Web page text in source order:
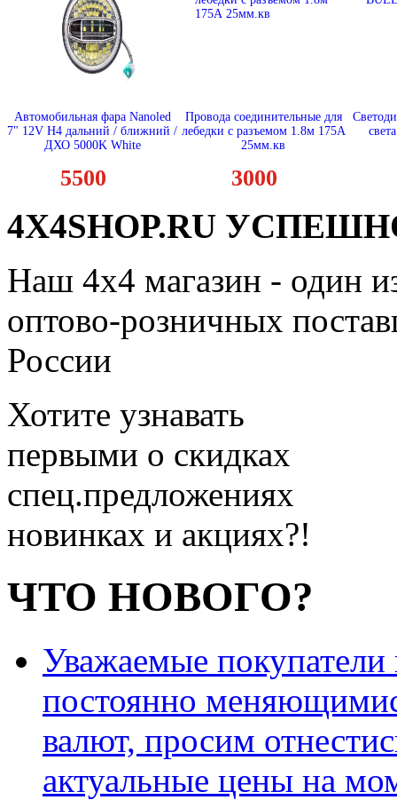
Автомобильная фара Nanoled
7" 12V H4 дальний / ближний /
ДХО 5000K White
5500
Провода соединительные для
лебедки с разъемом 1.8м 175А
25мм.кв
3000
4X4SHOP.RU
Наш 4x4 магазин - один
оптово-розничных
России
Хотите узнавать
первыми о скидках
спец.предложениях
новинках и акциях?!
ЧТО НОВОГО?
Уважаемые
постоянно
валют, просим
актуальные цены на